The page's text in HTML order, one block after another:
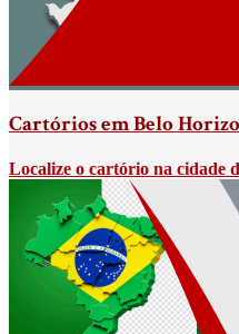
Cartórios em Belo
Localize o cartório na cidade